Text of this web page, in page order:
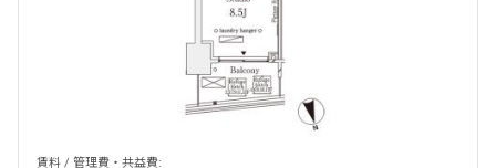
賃料 / 管理費・共益費: